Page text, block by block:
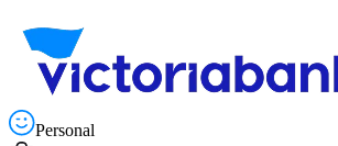
Personal